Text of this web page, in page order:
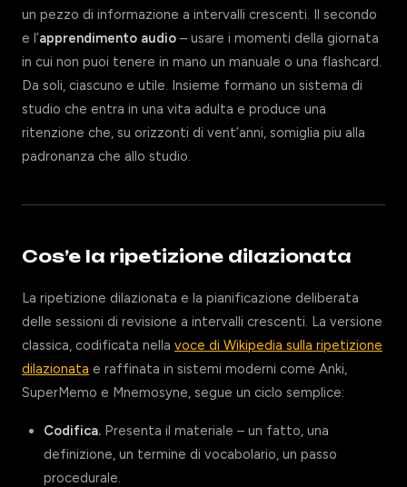
un pezzo di informazione a intervalli crescenti. Il secondo
e l’apprendimento audio – usare i momenti della giornata
in cui non puoi tenere in mano un manuale o una flashcard.
Da soli, ciascuno e utile. Insieme formano un sistema di
studio che entra in una vita adulta e produce una
ritenzione che, su orizzonti di vent’anni, somiglia piu alla
padronanza che allo studio.
Cos’e la ripetizione dilazionata
La ripetizione dilazionata e la pianificazione deliberata
delle sessioni di revisione a intervalli crescenti. La versione
classica, codificata nella voce di Wikipedia sulla ripetizione
dilazionata e raffinata in sistemi moderni come Anki,
SuperMemo e Mnemosyne, segue un ciclo semplice:
Codifica. Presenta il materiale – un fatto, una
definizione, un termine di vocabolario, un passo
procedurale.